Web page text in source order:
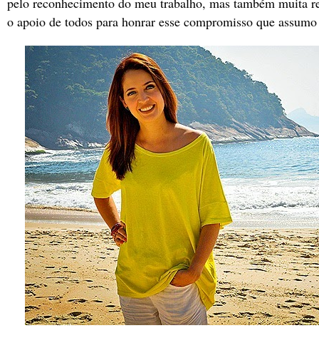
o apoio de todos para honrar esse compromisso que